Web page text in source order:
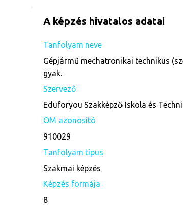
A képzés hivatalos adatai
Tanfolyam neve
Gépjármű mechatronikai technikus
gyak.
Szervező
Eduforyou Szakképző Iskola és
OM azonosító
910029
Tanfolyam típus
Szakmai képzés
Képzés formája
8